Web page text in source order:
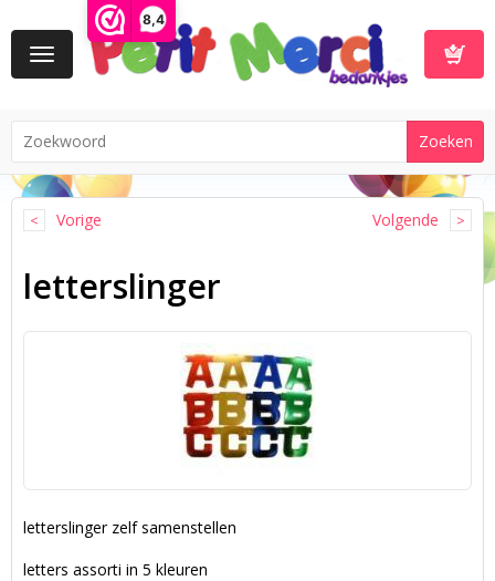
8,4
Toggle
navigation
Vorige Volgende
letterslinger
letterslinger zelf samenstellen
letters assorti in 5 kleuren